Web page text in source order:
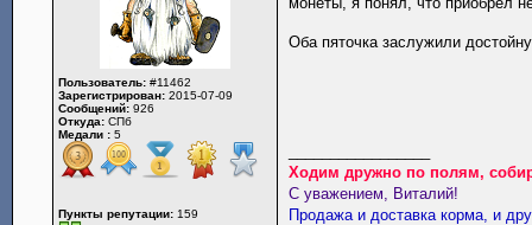
Пользователь: #11462
Зарегистрирован: 2015-07-09
Сообщений: 926
Откуда: СПб
Медали : 5
Пункты репутации: 159
Оба пяточка заслужили
Ходим дружно по полям,
С уважением, Виталий!
Продажа и доставка корма, и